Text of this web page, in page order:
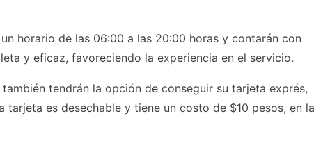
horario de las 06:00 a las 20:00 horas y contarán con
y eficaz, favoreciendo la experiencia en el servicio.
tendrán la opción de conseguir su tarjeta exprés,
es desechable y tiene un costo de $10 pesos, en la